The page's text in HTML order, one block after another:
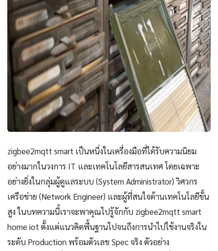
zigbee2mqtt smart เป็นหนึ่งในเครื่องมือที่ได้รับความนิยม
อย่างมากในวงการ IT และเทคโนโลยีสารสนเทศ โดยเฉพาะ
อย่างยิ่งในกลุ่มผู้ดูแลระบบ (System Administrator) วิศวกร
เครือข่าย (Network Engineer) และผู้ที่สนใจด้านเทคโนโลยีขั้น
สูง ในบทความนี้เราจะพาคุณไปรู้จักกับ zigbee2mqtt smart
home iot ตั้งแต่แนวคิดพื้นฐานไปจนถึงการนำไปใช้งานจริงใน
ระดับ Production พร้อมตัวเลข Spec จริง ตัวอย่าง